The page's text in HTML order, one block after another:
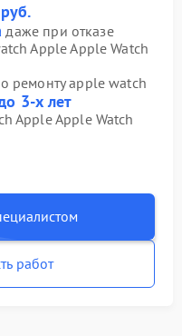
даже при отказе
Apple Apple Watch
ремонту apple watch
3-х лет
Apple Apple Watch
работ